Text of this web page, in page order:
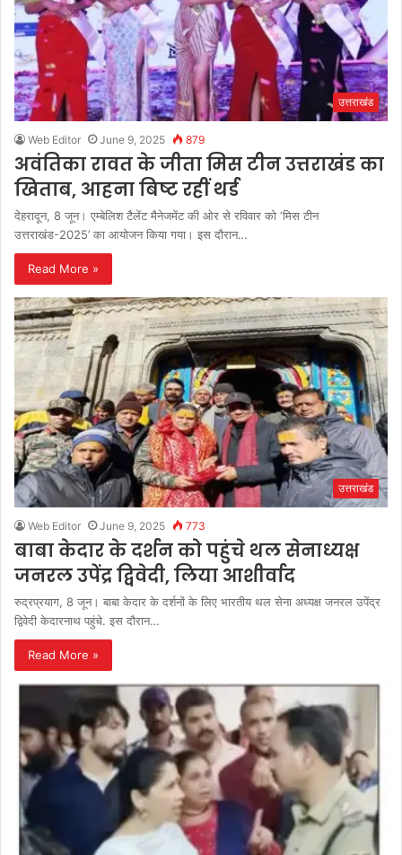
उत्तराखंड
Web Editor June 9, 2025 879
अवंतिका रावत के जीता मिस टीन उत्तराखंड का
खिताब, आहना बिष्ट रहीं थर्ड
देहरादून, 8 जून। एम्बेलिश टैलेंट मैनेजमेंट की ओर से रविवार को ‘मिस टीन
उत्तराखंड-2025’ का आयोजन किया गया। इस दौरान…
Read More »
उत्तराखंड
Web Editor June 9, 2025 773
बाबा केदार के दर्शन को पहुंचे थल सेनाध्यक्ष
जनरल उपेंद्र द्विवेदी, लिया आशीर्वाद
रुद्रप्रयाग, 8 जून। बाबा केदार के दर्शनों के लिए भारतीय थल सेना अध्यक्ष जनरल उपेंद्र
द्विवेदी केदारनाथ पहुंचे. इस दौरान…
Read More »